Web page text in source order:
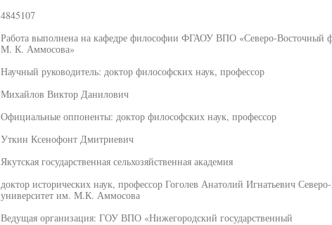
4845107
Работа выполнена на кафедре философии ФГАОУ ВПО «Северо-Восточный
М. К. Аммосова»
Научный руководитель: доктор философских наук, профессор
Михайлов Виктор Данилович
Официальные оппоненты: доктор философских наук, профессор
Уткин Ксенофонт Дмитриевич
Якутская государственная сельхозяйственная академия
доктор исторических наук, профессор Гоголев Анатолий Игнатьевич
университет им. М.К. Аммосова
Ведущая организация: ГОУ ВПО «Нижегородский государственный